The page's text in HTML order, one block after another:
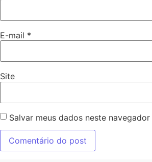
E-mail *
Site
Salvar meus dados neste